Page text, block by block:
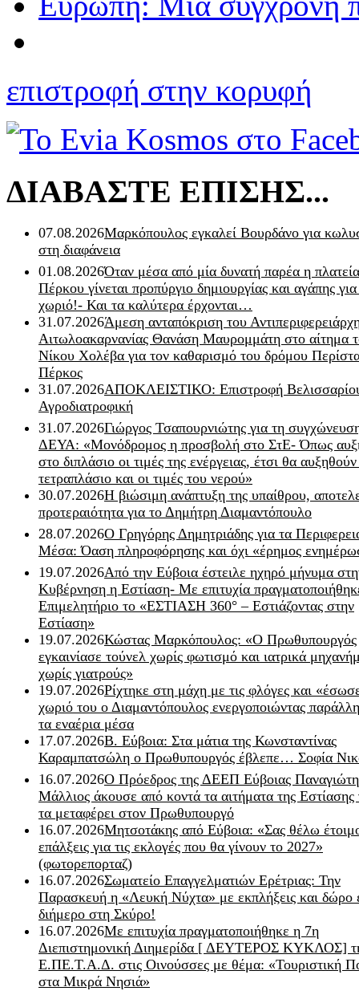
επιστροφή στην κορυφή
ΔΙΑΒΑΣΤΕ ΕΠΙΣΗΣ...
07.08.2026Μαρκόπουλος εγκαλεί Βουρδάνο για
στη διαφάνεια
01.08.2026Όταν μέσα από μία δυνατή παρέα η
Πέρκου γίνεται προπύργιο δημιουργίας και αγάπης
χωριό!- Και τα καλύτερα έρχονται…
31.07.2026Άμεση ανταπόκριση του
Αιτωλοακαρνανίας Θανάση Μαυρομμάτη στο αίτημα
Νίκου Χολέβα για τον καθαρισμό του δρόμου
Πέρκος
31.07.2026ΑΠΟΚΛΕΙΣΤΙΚΟ: Επιστροφή
Αγροδιατροφική
31.07.2026Γιώργος Τσαπουρνιώτης για τη
ΔΕΥΑ: «Μονόδρομος η προσβολή στο ΣτΕ- Όπως
στο διπλάσιο οι τιμές της ενέργειας, έτσι θα
τετραπλάσιο και οι τιμές του νερού»
30.07.2026Η βιώσιμη ανάπτυξη της υπαίθρου,
προτεραιότητα για το Δημήτρη Διαμαντόπουλο
28.07.2026Ο Γρηγόρης Δημητριάδης για τα
Μέσα: Όαση πληροφόρησης και όχι «έρημος
19.07.2026Από την Εύβοια έστειλε ηχηρό μήνυμα
Κυβέρνηση η Εστίαση- Με επιτυχία
Επιμελητήριο το «ΕΣΤΙΑΣΗ 360° – Εστιάζοντας στην
Εστίαση»
19.07.2026Κώστας Μαρκόπουλος: «Ο Πρωθυπουργός
εγκαινίασε τούνελ χωρίς φωτισμό και ιατρικά
χωρίς γιατρούς»
19.07.2026Ρίχτηκε στη μάχη με τις φλόγες και
χωριό του ο Διαμαντόπουλος ενεργοποιώντας
τα εναέρια μέσα
17.07.2026Β. Εύβοια: Στα μάτια της Κωνσταντίνας
Καραμπατσώλη ο Πρωθυπουργός έβλεπε… Σοφία
16.07.2026Ο Πρόεδρος της ΔΕΕΠ Εύβοιας
Μάλλιος άκουσε από κοντά τα αιτήματα της Εστίασης
τα μεταφέρει στον Πρωθυπουργό
16.07.2026Μητσοτάκης από Εύβοια: «Σας θέλω
επάλξεις για τις εκλογές που θα γίνουν το 2027»
(φωτορεπορταζ)
16.07.2026Σωματείο Επαγγελματιών Ερέτριας: Την
Παρασκευή η «Λευκή Νύχτα» με εκπλήξεις και δώρο
διήμερο στη Σκύρο!
16.07.2026Με επιτυχία πραγματοποιήθηκε η 7η
Διεπιστημονική Διημερίδα [ ΔEYΤΕΡΟΣ ΚΥΚΛΟΣ]
Ε.ΠΕ.Τ.Α.Δ. στις Οινούσσες με θέμα: «Τουριστική
στα Μικρά Νησιά»